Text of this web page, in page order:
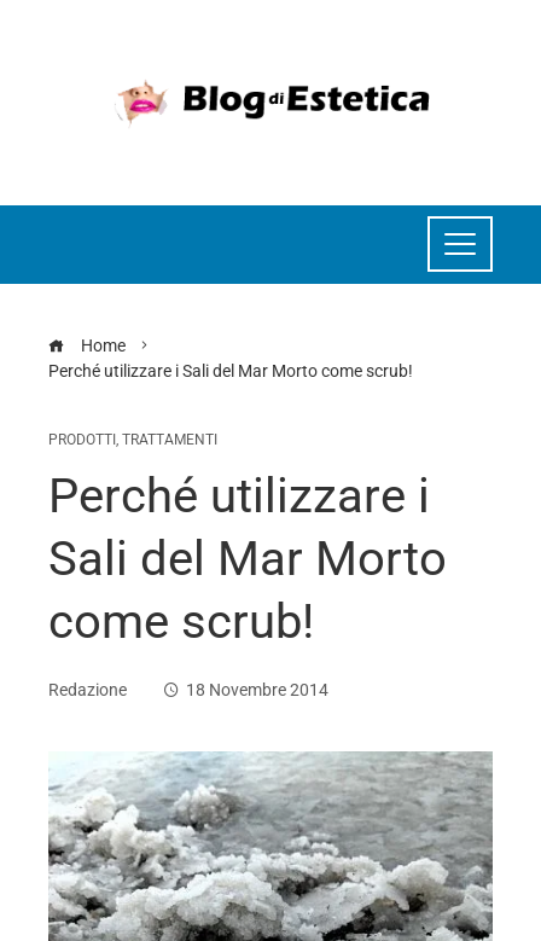
Home
Perché utilizzare i Sali del Mar Morto come scrub!
PRODOTTI , TRATTAMENTI
Perché utilizzare i
Sali del Mar Morto
come scrub!
Redazione 18 Novembre 2014